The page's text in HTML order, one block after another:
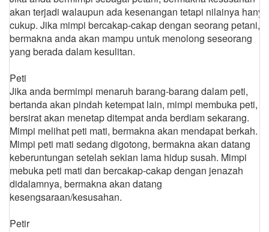
akan terjadi walaupun ada kesenangan tetapi nilainya hanya
cukup. Jika mimpi bercakap-cakap dengan seorang petani,
bermakna anda akan mampu untuk menolong seseorang
yang berada dalam kesulitan.
Peti
Jika anda bermimpi menaruh barang-barang dalam peti,
bertanda akan pindah ketempat lain, mimpi membuka peti,
bersirat akan menetap ditempat anda berdiam sekarang.
Mimpi melihat peti mati, bermakna akan mendapat berkah.
Mimpi peti mati sedang digotong, bermakna akan datang
keberuntungan setelah sekian lama hidup susah. Mimpi
mebuka peti mati dan bercakap-cakap dengan jenazah
didalamnya, bermakna akan datang
kesengsaraan/kesusahan.
Petir